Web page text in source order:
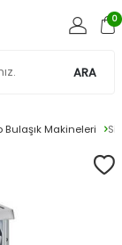
ARA
0
Bulaşık Makineleri